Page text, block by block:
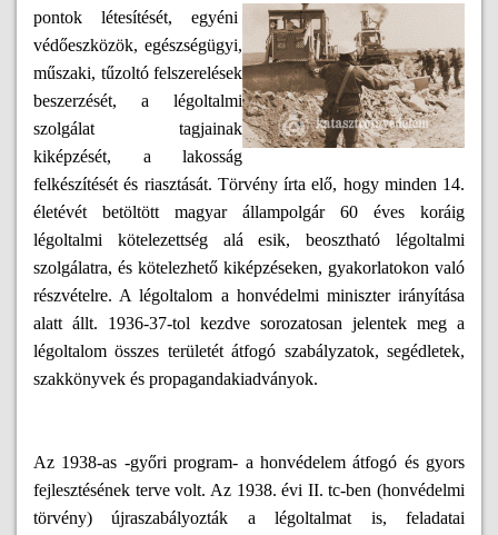
pontok létesítését, egyéni
védőeszközök, egészségügyi,
műszaki, tűzoltó felszerelések
beszerzését, a légoltalmi
szolgálat tagjainak
kiképzését, a lakosság
felkészítését és riasztását. Törvény írta elő, hogy minden 14.
életévét betöltött magyar állampolgár 60 éves koráig
légoltalmi kötelezettség alá esik, beosztható légoltalmi
szolgálatra, és kötelezhető kiképzéseken, gyakorlatokon való
részvételre. A légoltalom a honvédelmi miniszter irányítása
alatt állt. 1936-37-tol kezdve sorozatosan jelentek meg a
légoltalom összes területét átfogó szabályzatok, segédletek,
szakkönyvek és propagandakiadványok.
Az 1938-as -győri program- a honvédelem átfogó és gyors
fejlesztésének terve volt. Az 1938. évi II. tc-ben (honvédelmi
törvény) újraszabályozták a légoltalmat is, feladatai